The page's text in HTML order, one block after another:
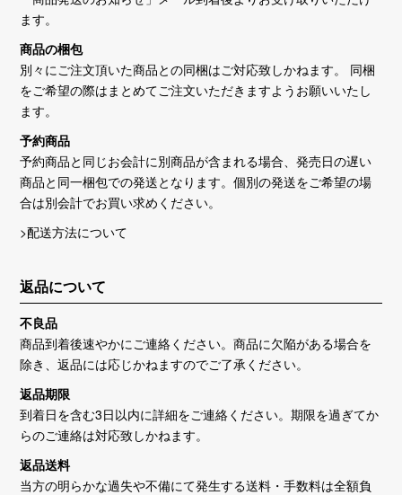
ます。
商品の梱包
別々にご注文頂いた商品との同梱はご対応致しかねます。 同梱
をご希望の際はまとめてご注文いただきますようお願いいたし
ます。
予約商品
予約商品と同じお会計に別商品が含まれる場合、発売日の遅い
商品と同一梱包での発送となります。個別の発送をご希望の場
合は別会計でお買い求めください。
>配送方法について
返品について
不良品
商品到着後速やかにご連絡ください。商品に欠陥がある場合を
除き、返品には応じかねますのでご了承ください。
返品期限
到着日を含む3日以内に詳細をご連絡ください。期限を過ぎてか
らのご連絡は対応致しかねます。
返品送料
当方の明らかな過失や不備にて発生する送料・手数料は全額負